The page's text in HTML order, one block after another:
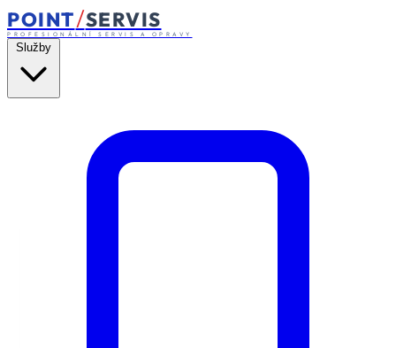
POINT/SERVIS
PROFESIONÁLNÍ SERVIS A OPRAVY
Služby